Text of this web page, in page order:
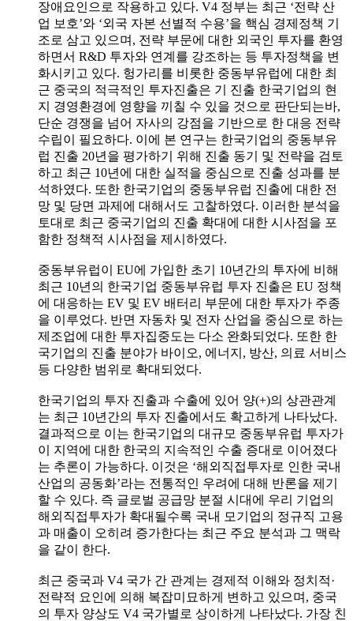
장애요인으로 작용하고 있다. V4 정부는 최근 ‘전략 산
업 보호’와 ‘외국 자본 선별적 수용’을 핵심 경제정책 기
조로 삼고 있으며, 전략 부문에 대한 외국인 투자를 환영
하면서 R&D 투자와 연계를 강조하는 등 투자정책을 변
화시키고 있다. 헝가리를 비롯한 중동부유럽에 대한 최
근 중국의 적극적인 투자진출은 기 진출 한국기업의 현
지 경영환경에 영향을 끼칠 수 있을 것으로 판단되는바,
단순 경쟁을 넘어 자사의 강점을 기반으로 한 대응 전략
수립이 필요하다. 이에 본 연구는 한국기업의 중동부유
럽 진출 20년을 평가하기 위해 진출 동기 및 전략을 검토
하고 최근 10년에 대한 실적을 중심으로 진출 성과를 분
석하였다. 또한 한국기업의 중동부유럽 진출에 대한 전
망 및 당면 과제에 대해서도 고찰하였다. 이러한 분석을
토대로 최근 중국기업의 진출 확대에 대한 시사점을 포
함한 정책적 시사점을 제시하였다.
중동부유럽이 EU에 가입한 초기 10년간의 투자에 비해
최근 10년의 한국기업 중동부유럽 투자 진출은 EU 정책
에 대응하는 EV 및 EV 배터리 부문에 대한 투자가 주종
을 이루었다. 반면 자동차 및 전자 산업을 중심으로 하는
제조업에 대한 투자집중도는 다소 완화되었다. 또한 한
국기업의 진출 분야가 바이오, 에너지, 방산, 의료 서비스
등 다양한 범위로 확대되었다.
한국기업의 투자 진출과 수출에 있어 양(+)의 상관관계
는 최근 10년간의 투자 진출에서도 확고하게 나타났다.
결과적으로 이는 한국기업의 대규모 중동부유럽 투자가
이 지역에 대한 한국의 지속적인 수출 증대로 이어졌다
는 추론이 가능하다. 이것은 ‘해외직접투자로 인한 국내
산업의 공동화’라는 전통적인 우려에 대해 반론을 제기
할 수 있다. 즉 글로벌 공급망 분절 시대에 우리 기업의
해외직접투자가 확대될수록 국내 모기업의 정규직 고용
과 매출이 오히려 증가한다는 최근 주요 분석과 그 맥락
을 같이 한다.
최근 중국과 V4 국가 간 관계는 경제적 이해와 정치적·
전략적 요인에 의해 복잡미묘하게 변하고 있으며, 중국
의 투자 양상도 V4 국가별로 상이하게 나타났다. 가장 친